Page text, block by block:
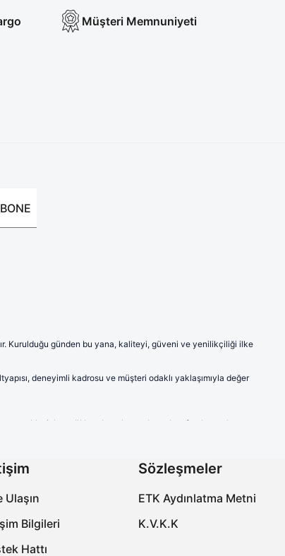
Müşteri Memnuniyeti
Kurulduğu günden bu yana, kaliteyi, güveni ve yenilikçiliği ilke
deneyimli kadrosu ve müşteri odaklı yaklaşımıyla değer
sağlık çalışanlarına hem konfor hem de
ve şık çizgileriyle sektörde fark yaratmaktadır.
emici kumaşlardan imal edilen ürünlerimiz, uzun süreli
kişisel tercihlerine de hitap etmektedir.
öne çıkmaktadır. Ayak sağlığını koruyan, yorgunluğu
bir deneyim yaşamalarını sağlamaktır. Üretimin her
Ulaşın
Bilgileri
Hattı
Sözleşmeler
ETK Aydınlatma Metni
K.V.K.K